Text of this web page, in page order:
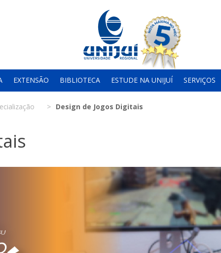
EXTENSÃO BIBLIOTECA ESTUDE NA UNIJUÍ SERVIÇOS
Design de Jogos Digitais